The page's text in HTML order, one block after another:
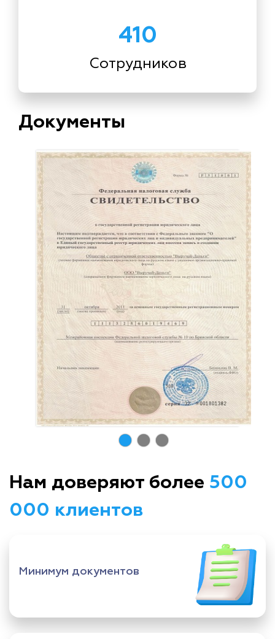
410
Сотрудников
Документы
Нам доверяют более 500
000 клиентов
Минимум документов